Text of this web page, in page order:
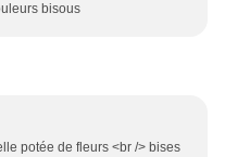
bisous
potée de fleurs <br /> bises